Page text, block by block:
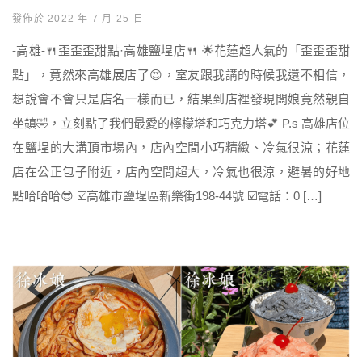
發佈於 2022 年 7 月 25 日
-高雄-🍴歪歪歪甜點·高雄鹽埕店🍴 🌟花蓮超人氣的「歪歪歪甜
點」，竟然來高雄展店了😍，室友跟我講的時候我還不相信，
想說會不會只是店名一樣而已，結果到店裡發現闆娘竟然親自
坐鎮🤣，立刻點了我們最愛的檸檬塔和巧克力塔💕 P.s 高雄店位
在鹽埕的大溝頂市場內，店內空間小巧精緻、冷氣很涼；花蓮
店在公正包子附近，店內空間超大，冷氣也很涼，避暑的好地
點哈哈哈😎 ☑️高雄市鹽埕區新樂街198-44號 ☑️電話：0 […]